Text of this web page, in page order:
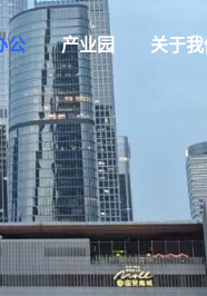
公 产业园 关于